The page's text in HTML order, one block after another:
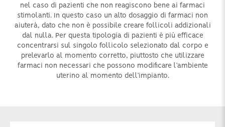
nel caso di pazienti che non reagiscono bene ai farmaci
stimolanti. In questo caso un alto dosaggio di farmaci non
aiuterà, dato che non è possibile creare follicoli addizionali
dal nulla. Per questa tipologia di pazienti è più efficace
concentrarsi sul singolo follicolo selezionato dal corpo e
prelevarlo al momento corretto, piuttosto che utilizzare
farmaci non necessari che possono modificare l’ambiente
uterino al momento dell’impianto.